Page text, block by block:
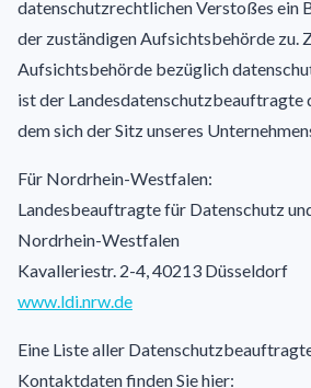
datenschutzrechtlichen Verstoßes ein
der zuständigen Aufsichtsbehörde zu.
Aufsichtsbehörde bezüglich
ist der Landesdatenschutzbeauftragte
dem sich der Sitz unseres
Für Nordrhein-Westfalen:
Landesbeauftragte für Datenschutz
Nordrhein-Westfalen
Kavalleriestr. 2-4, 40213 Düsseldorf
www.ldi.nrw.de
Eine Liste aller
Kontaktdaten finden Sie hier: